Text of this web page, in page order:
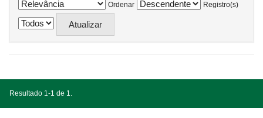
Ordenar
Registro(s)
Resultado 1-1 de 1.